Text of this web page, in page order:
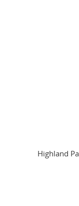
Highland